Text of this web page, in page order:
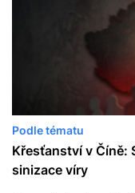
Podle tématu
Křesťanství v Číně:
sinizace víry